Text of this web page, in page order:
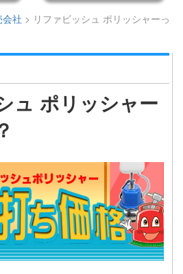
社 > リファビッシュ ポリッシャーっ
ュ ポリッシャー